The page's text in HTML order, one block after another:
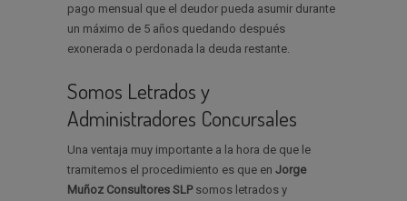
pago mensual que el deudor pueda asumir durante
un máximo de 5 años quedando después
exonerada o perdonada la deuda restante.
Somos Letrados y
Administradores Concursales
Una ventaja muy importante a la hora de que le
tramitemos el procedimiento es que en Jorge
Muñoz Consultores SLP somos letrados y